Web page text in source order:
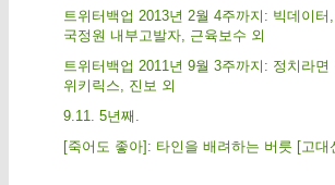
트위터백업 2013년 2월 4주까지: 빅데이터
국정원 내부고발자, 근육보수 외
트위터백업 2011년 9월 3주까지: 정치라면
위키릭스, 진보 외
9.11. 5년째.
[죽어도 좋아]: 타인을 배려하는 버릇 [고대